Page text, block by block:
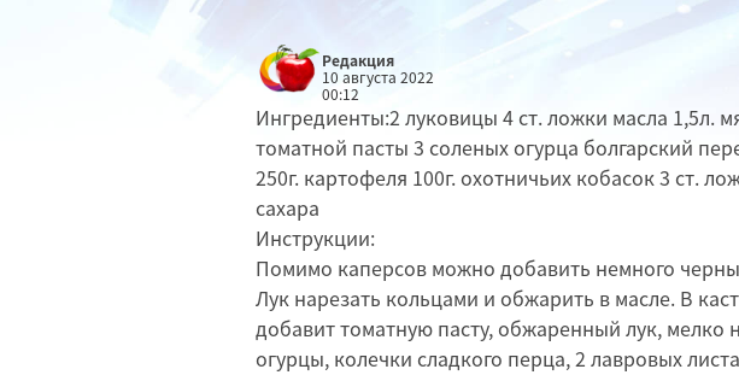
Редакция
10 августа 2022
00:12
Ингредиенты:2 луковицы 4 ст. ложки масла 1,5л.
томатной пасты 3 соленых огурца болгарский
250г. картофеля 100г. охотничьих кобасок 3 ст.
сахара
Инструкции:
Помимо каперсов можно добавить немного
Лук нарезать кольцами и обжарить в масле. В
добавит томатную пасту, обжаренный лук,
огурцы, колечки сладкого перца, 2 лавровых